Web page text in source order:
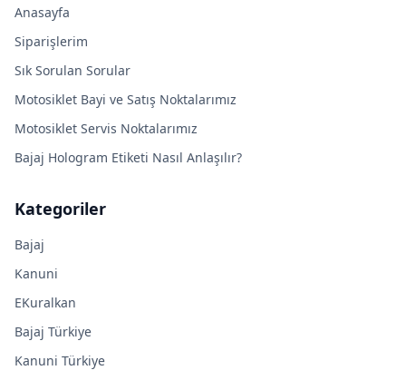
Anasayfa
Siparişlerim
Sık Sorulan Sorular
Motosiklet Bayi ve Satış Noktalarımız
Motosiklet Servis Noktalarımız
Bajaj Hologram Etiketi Nasıl Anlaşılır?
Kategoriler
Bajaj
Kanuni
EKuralkan
Bajaj Türkiye
Kanuni Türkiye